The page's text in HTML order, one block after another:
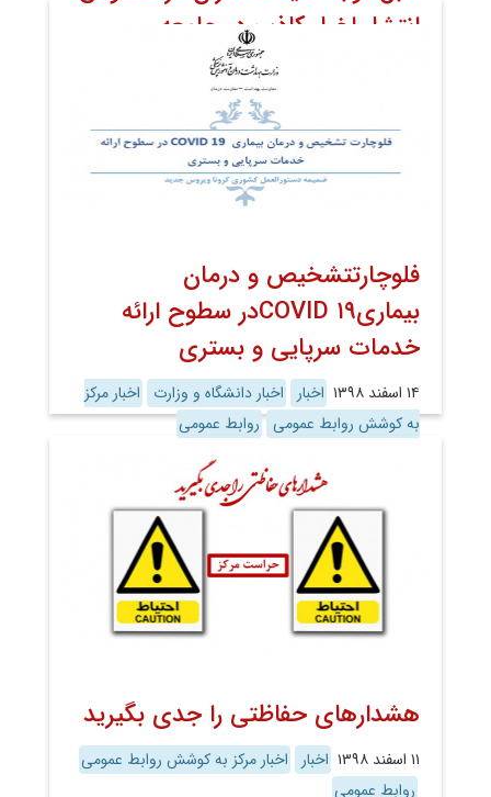
انتشار اخبار کاذب در جامعه
اخبار دانشگاه و وزارت
روابط عمومی
فلوچارتتشخیص و درمان
بیماریCOVID ۱۹در سطوح ارائه
خدمات سرپایی و بستری
۱۴ اسفند ۱۳۹۸ اخبار اخبار دانشگاه و وزارت
اخبار مرکز
به کوشش روابط عمومی روابط عمومی
هشدارهای حفاظتی را جدی بگیرید
۱۱ اسفند ۱۳۹۸ اخبار
اخبار مرکز به کوشش روابط عمومی
روابط عمومی